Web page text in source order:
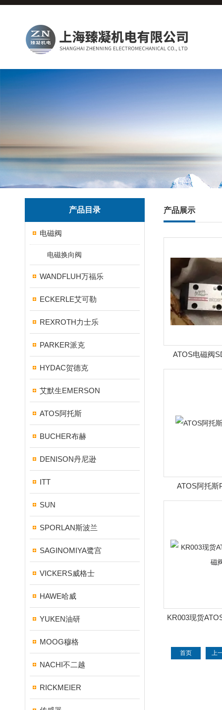
产品目录
电磁阀
电磁换向阀
WANDFLUH万福乐
ECKERLE艾可勒
REXROTH力士乐
PARKER派克
HYDAC贺德克
艾默生EMERSON
ATOS阿托斯
BUCHER布赫
DENISON丹尼逊
ITT
SUN
SPORLAN斯波兰
SAGINOMIYA鹭宫
VICKERS威格士
HAWE哈威
YUKEN油研
MOOG穆格
NACHI不二越
RICKMEIER
产品展示
ATOS电磁阀
ATOS阿托斯
KR003现货
首页 上